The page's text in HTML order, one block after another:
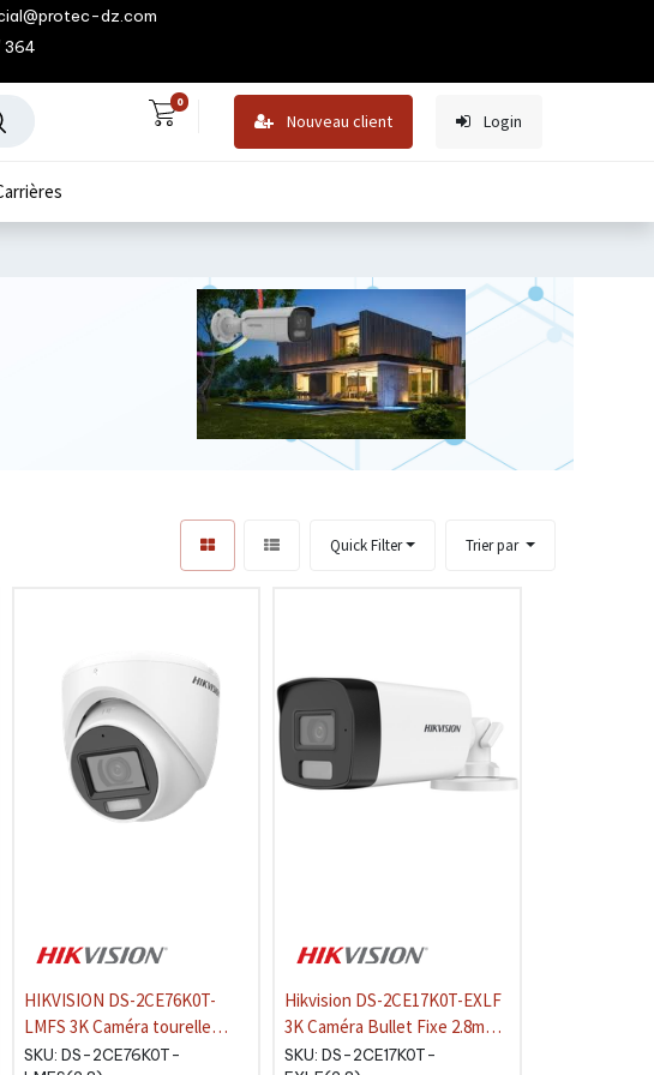
dz.com
364
0
Nouveau client Login
Trier par
Quick Filter
HIKVISION DS-2CE76K0T-
LMFS 3K Caméra tourelle
Metal fixe 2.8mm audio
SKU: DS-2CE76K0T-
Hikvision DS-2CE17K0T-EXLF
3K Caméra Bullet Fixe 2.8mm
Hybride Intelligente IP67
SKU: DS-2CE17K0T-